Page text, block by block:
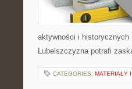
aktywności i historycznych
Lubelszczyzna potrafi
CATEGORIES: MATERIAŁY